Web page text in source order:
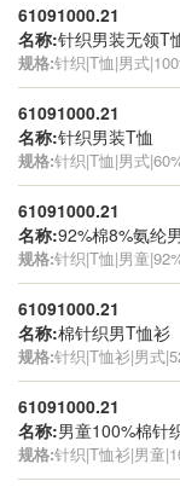
61091000.21
名称:针织男装无领T
规格:针织|T恤|男式
61091000.21
名称:针织男装T恤
规格:针织|T恤|男式
61091000.21
名称:92%棉8%氨纶
规格:针织|T恤|男童
61091000.21
名称:棉针织男T恤衫
规格:针织|T恤衫|男式
61091000.21
名称:男童100%棉针
规格:针织|T恤衫|男童